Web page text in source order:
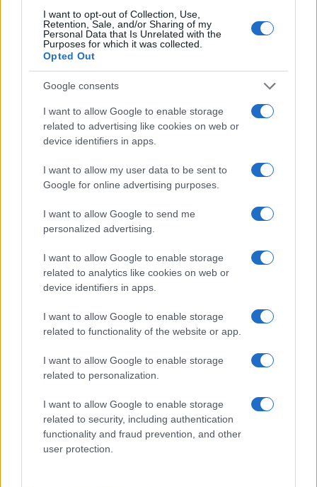
I want to opt-out of Collection, Use,
Retention, Sale, and/or Sharing of my
Personal Data that Is Unrelated with the
Purposes for which it was collected.
Opted Out
Google consents
I want to allow Google to enable storage
related to advertising like cookies on web or
device identifiers in apps.
I want to allow my user data to be sent to
Google for online advertising purposes.
I want to allow Google to send me
personalized advertising.
I want to allow Google to enable storage
related to analytics like cookies on web or
device identifiers in apps.
I want to allow Google to enable storage
related to functionality of the website or app.
I want to allow Google to enable storage
related to personalization.
I want to allow Google to enable storage
related to security, including authentication
functionality and fraud prevention, and other
user protection.
Olbia, cosa è successo
Incidente sulla 125 a Olbia, due auto coinvolte:
danni ingenti
NECROLOGIE
Paolo Pinna
Martina Agostina Diturco